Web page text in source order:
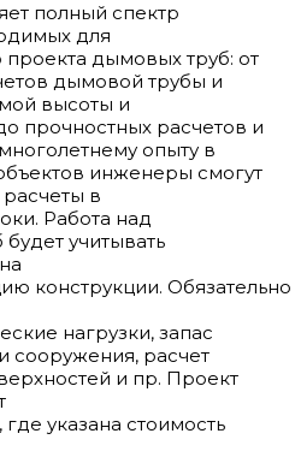
полный спектр
для
дымовых труб: от
дымовой трубы и
высоты и
прочностных расчетов и
опыту в
инженеры смогут
в
Работа над
учитывать
конструкции. Обязательно
нагрузки, запас
сооружения, расчет
и пр. Проект
указана стоимость